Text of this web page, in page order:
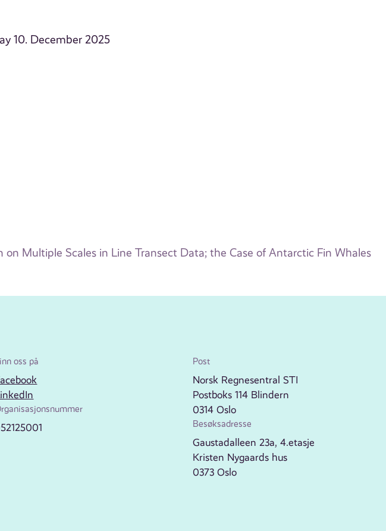
10. December 2025
on Multiple Scales in Line Transect Data; the Case of Antarctic Fin Whales
oss på Post
Norsk Regnesentral STI
Postboks 114 Blindern
0314 Oslo
Besøksadresse
Gaustadalleen 23a, 4.etasje
Kristen Nygaards hus
0373 Oslo